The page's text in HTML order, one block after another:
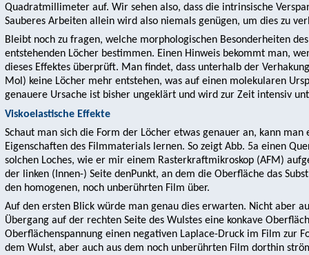
Quadratmillimeter auf. Wir sehen also, dass die intrinsische
Sauberes Arbeiten allein wird also niemals genügen, um dies zu
Bleibt noch zu fragen, welche morphologischen Besonderheiten
entstehenden Löcher bestimmen. Einen Hinweis bekommt man,
dieses Effektes überprüft. Man findet, dass unterhalb der
Mol) keine Löcher mehr entstehen, was auf einen molekularen
genauere Ursache ist bisher ungeklärt und wird zur Zeit intensiv
Viskoelastische Effekte
Schaut man sich die Form der Löcher etwas genauer an, kann
Eigenschaften des Filmmaterials lernen. So zeigt Abb. 5a einen
solchen Loches, wie er mir einem Rasterkraftmikroskop (AFM)
der linken (Innen-) Seite denPunkt, an dem die Oberfläche das
den homogenen, noch unberührten Film über.
Auf den ersten Blick würde man genau dies erwarten. Nicht aber
Übergang auf der rechten Seite des Wulstes eine konkave
Oberflächenspannung einen negativen Laplace-Druck im Film zur
dem Wulst, aber auch aus dem noch unberührten Film dorthin